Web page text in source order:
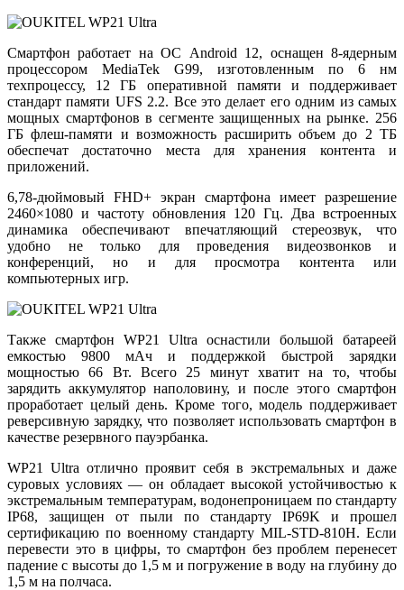
Смартфон работает на ОС Android 12, оснащен 8-ядерным
процессором MediaTek G99, изготовленным по 6 нм
техпроцессу, 12 ГБ оперативной памяти и поддерживает
стандарт памяти UFS 2.2. Все это делает его одним из самых
мощных смартфонов в сегменте защищенных на рынке. 256
ГБ флеш-памяти и возможность расширить объем до 2 ТБ
обеспечат достаточно места для хранения контента и
приложений.
6,78-дюймовый FHD+ экран смартфона имеет разрешение
2460×1080 и частоту обновления 120 Гц. Два встроенных
динамика обеспечивают впечатляющий стереозвук, что
удобно не только для проведения видеозвонков и
конференций, но и для просмотра контента или
компьютерных игр.
Также смартфон WP21 Ultra оснастили большой батареей
емкостью 9800 мАч и поддержкой быстрой зарядки
мощностью 66 Вт. Всего 25 минут хватит на то, чтобы
зарядить аккумулятор наполовину, и после этого смартфон
проработает целый день. Кроме того, модель поддерживает
реверсивную зарядку, что позволяет использовать смартфон в
качестве резервного пауэрбанка.
WP21 Ultra отлично проявит себя в экстремальных и даже
суровых условиях — он обладает высокой устойчивостью к
экстремальным температурам, водонепроницаем по стандарту
IP68, защищен от пыли по стандарту IP69K и прошел
сертификацию по военному стандарту MIL-STD-810H. Если
перевести это в цифры, то смартфон без проблем перенесет
падение с высоты до 1,5 м и погружение в воду на глубину до
1,5 м на полчаса.